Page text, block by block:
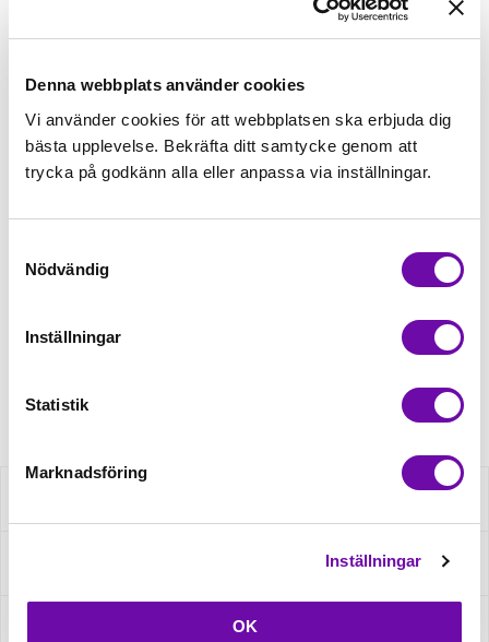
Denna webbplats använder cookies
Vi använder cookies för att webbplatsen ska erbjuda dig
bästa upplevelse. Bekräfta ditt samtycke genom att
trycka på godkänn alla eller anpassa via inställningar.
Nödvändig
Inställningar
Statistik
Marknadsföring
Inställningar
OK
Tråd matchande +45,00kr
Mudd matchande +39,50kr
Enfärgat matchande +49,00kr
Minsta beställning: 0.5 m